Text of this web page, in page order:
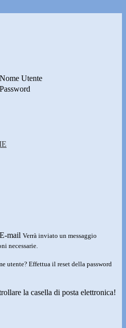
Nome Utente
Password
E-mail Verrà inviato un messaggio
necessarie.
utente? Effettua il reset della password
la casella di posta elettronica!